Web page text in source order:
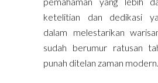
ketelitian dan dedikasi
dalam melestarikan
sudah berumur ratusan
punah ditelan zaman modern.